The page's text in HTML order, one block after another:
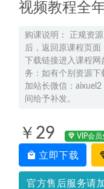
视频教程全
购课说明： 正规资
后，返回原课程页
下载链接进入课程
务：如有个别资源下
加站长微信：
间给予补发。
￥29 VIP会员
立即下载
官方售后服务请
有道2025张博文高
2024版《朱昊鲲 高
言情小说有声小说
2021-10-27
29G课程百度网盘资源
《货币战争》54集
下载 2021-07-20